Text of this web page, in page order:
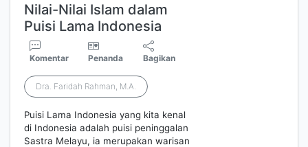
Nilai-Nilai Islam dalam
Puisi Lama Indonesia
Komentar Penanda Bagikan
Dra. Faridah Rahman, M.A.
Puisi Lama Indonesia yang kita kenal
di Indonesia adalah puisi peninggalan
Sastra Melayu, ia merupakan warisan